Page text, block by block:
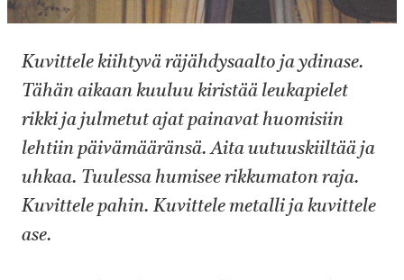
Kuvittele kiihtyvä räjähdysaalto ja ydinase.
Tähän aikaan kuuluu kiristää leukapielet
rikki ja julmetut ajat painavat huomisiin
lehtiin päivämääränsä. Aita uutuuskiiltää ja
uhkaa. Tuulessa humisee rikkumaton raja.
Kuvittele pahin. Kuvittele metalli ja kuvittele
ase.